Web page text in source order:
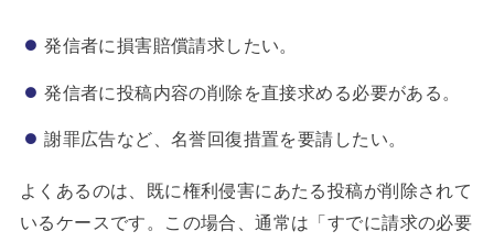
発信者に損害賠償請求したい。
発信者に投稿内容の削除を直接求める必要がある。
謝罪広告など、名誉回復措置を要請したい。
よくあるのは、既に権利侵害にあたる投稿が削除されて
いるケースです。この場合、通常は「すでに請求の必要